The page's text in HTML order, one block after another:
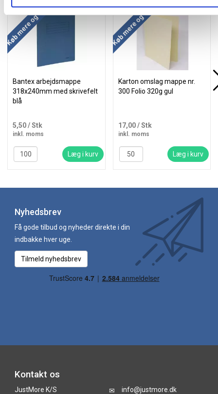
Køb mere og spar
Bantex arbejdsmappe
318x240mm med skrivefelt
blå
5,50/ Stk
inkl. moms
Læg i kurv
Køb mere og spar
Karton omslag mappe nr.
300 Folio 320g gul
17,00/ Stk
inkl. moms
Læg i kurv
Nyhedsbrev
Få gode tilbud og nyheder direkte i din
indbakke hver uge.
Tilmeld nyhedsbrev
Kontakt os
JustMore K/S
info@justmore.dk